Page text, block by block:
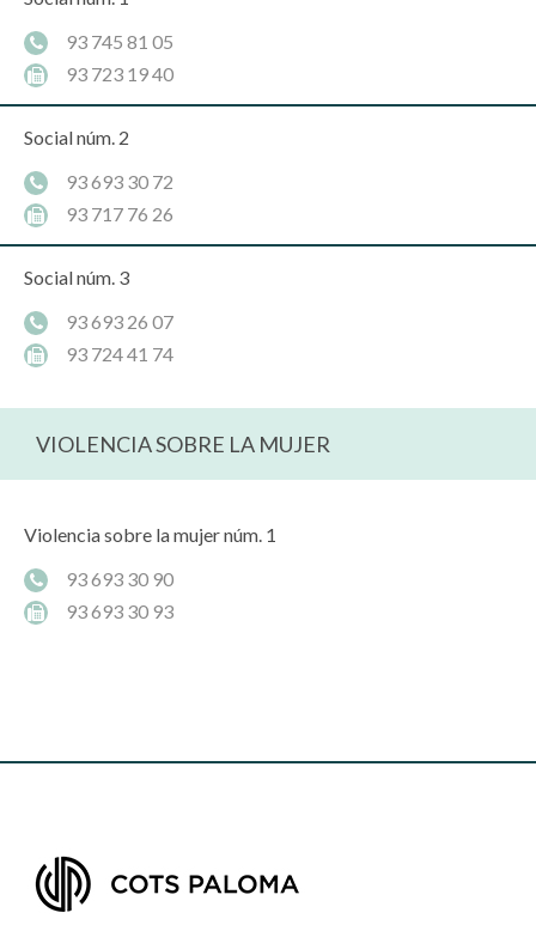
93 745 81 05
93 723 19 40
Social núm. 2
93 693 30 72
93 717 76 26
Social núm. 3
93 693 26 07
93 724 41 74
VIOLENCIA SOBRE LA MUJER
Violencia sobre la mujer núm. 1
93 693 30 90
93 693 30 93